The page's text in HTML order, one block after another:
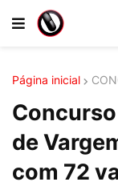
Página inicial
de
com 72